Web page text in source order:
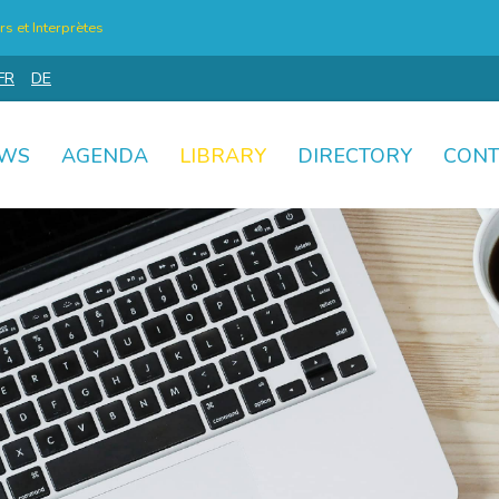
et Interprètes
DE
AGENDA LIBRARY DIRECTORY